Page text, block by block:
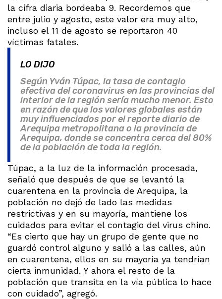
la cifra diaria bordeaba 9. Recordemos que
entre julio y agosto, este valor era muy alto,
incluso el 11 de agosto se reportaron 40
víctimas fatales.
LO DIJO
Según Yván Túpac, la tasa de contagio
efectiva del coronavirus en las provincias del
interior de la región sería mucho menor. Esto
en razón de que los valores globales están
muy influenciados por el reporte diario de
Arequipa metropolitana o la provincia de
Arequipa, donde se concentra cerca del 80%
de la población de toda la región.
Túpac, a la luz de la información procesada,
señaló que después de que se levantó la
cuarentena en la provincia de Arequipa, la
población no dejó de lado las medidas
restrictivas y en su mayoría, mantiene los
cuidados para evitar el contagio del virus chino.
“Es cierto que hay un grupo de gente que no
guardó control alguno y salió a las calles, aún
en cuarentena, ellos en su mayoría ya tendrían
cierta inmunidad. Y ahora el resto de la
población que transita en la vía pública lo hace
con cuidado”, agregó.